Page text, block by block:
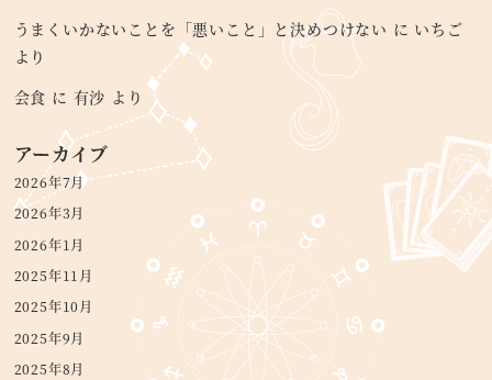
うまくいかないことを「悪いこと」と決めつけない に いちご
より
会食 に 有沙 より
アーカイブ
2026年7月
2026年3月
2026年1月
2025年11月
2025年10月
2025年9月
2025年8月